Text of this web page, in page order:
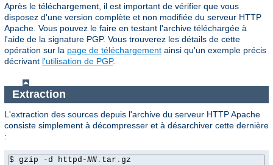
Après le téléchargement, il est important de vérifier que vous
disposez d'une version complète et non modifiée du serveur HTTP
Apache. Vous pouvez le faire en testant l'archive téléchargée à
l'aide de la signature PGP. Vous trouverez les détails de cette
opération sur la page de téléchargement ainsi qu'un exemple précis
décrivant l'utilisation de PGP.
Extraction
L'extraction des sources depuis l'archive du serveur HTTP Apache
consiste simplement à décompresser et à désarchiver cette dernière
:
$ gzip -d httpd-NN . tar . gz